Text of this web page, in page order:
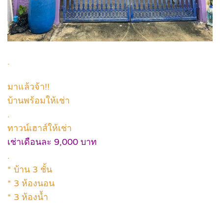
.
มาแล้วจ้า!!
บ้านพร้อมให้เช่า
.
ทาวน์เฮาส์ให้เช่า
เช่าเดือนละ 9,000 บาท
.
* บ้าน 3 ชั้น
* 3 ห้องนอน
* 3 ห้องน้ำ